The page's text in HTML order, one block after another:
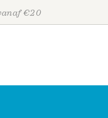
€20